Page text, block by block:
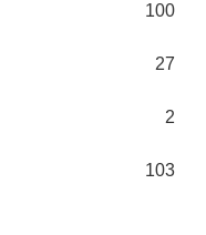
100
27
2
103